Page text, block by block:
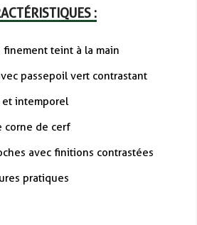
:
teint à la main
passepoil vert contrastant
et intemporel
corne de cerf
avec finitions contrastées
pratiques